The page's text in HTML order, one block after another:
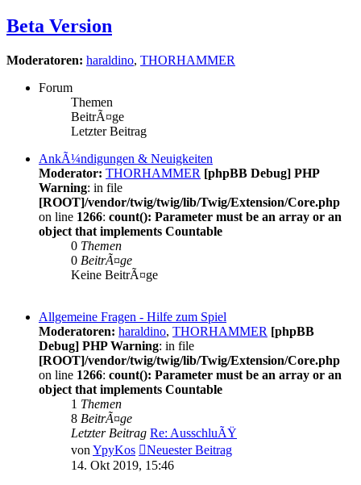
Beta Version
Moderatoren: haraldino, THORHAMMER
Forum
Themen
BeitrÃ¤ge
Letzter Beitrag
AnkÃ¼ndigungen & Neuigkeiten
Moderator: THORHAMMER [phpBB Debug] PHP
Warning: in file
[ROOT]/vendor/twig/twig/lib/Twig/Extension/Core.php
on line 1266: count(): Parameter must be an array or an
object that implements Countable
0 Themen
0 BeitrÃ¤ge
Keine BeitrÃ¤ge
Allgemeine Fragen - Hilfe zum Spiel
Moderatoren: haraldino, THORHAMMER [phpBB
Debug] PHP Warning: in file
[ROOT]/vendor/twig/twig/lib/Twig/Extension/Core.php
on line 1266: count(): Parameter must be an array or an
object that implements Countable
1 Themen
8 BeitrÃ¤ge
Letzter Beitrag Re: AusschluÃŸ
von YpyKos
Neuester Beitrag
14. Okt 2019, 15:46